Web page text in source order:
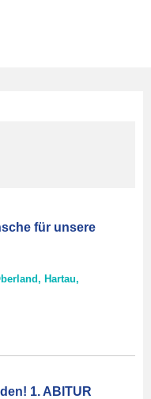
für unsere
, Hartau,
1. ABITUR